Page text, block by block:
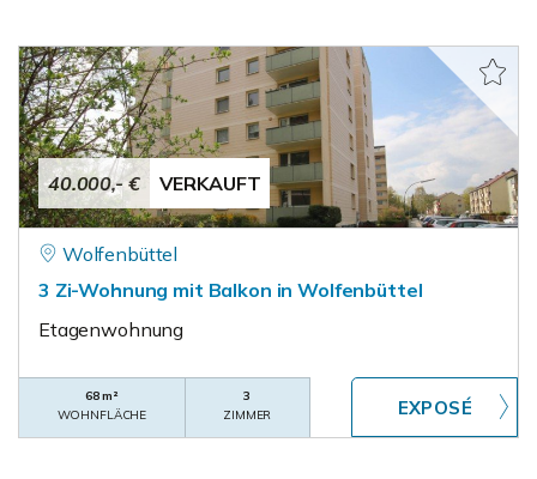
40.000,- € VERKAUFT
Wolfenbüttel
3 Zi-Wohnung mit Balkon in Wolfenbüttel
Etagenwohnung
68 m²
WOHNFLÄCHE
3
ZIMMER